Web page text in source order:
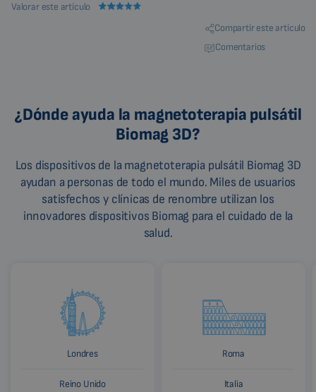
Valorar este artículo
Compartir este artículo
Comentarios
¿Dónde ayuda la magnetoterapia pulsátil
Biomag 3D?
Los dispositivos de la magnetoterapia pulsátil Biomag 3D
ayudan a personas de todo el mundo. Miles de usuarios
satisfechos y clínicas de renombre utilizan los
innovadores dispositivos Biomag para el cuidado de la
salud.
Londres
Reino Unido
Roma
Italia